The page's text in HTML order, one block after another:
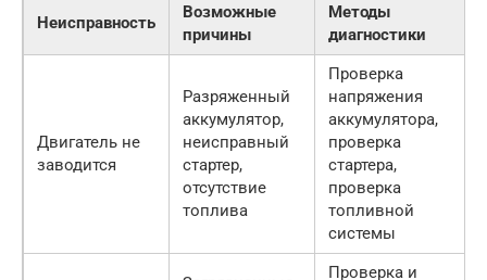
Неисправность
Возможные
причины
Методы
диагностики
Двигатель не
заводится
Разряженный
аккумулятор,
неисправный
стартер,
отсутствие
топлива
Проверка
напряжения
аккумулятора,
проверка
стартера,
проверка
топливной
системы
Проверка и